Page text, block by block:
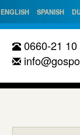
ENGLISH SPANISH
0660-21 10